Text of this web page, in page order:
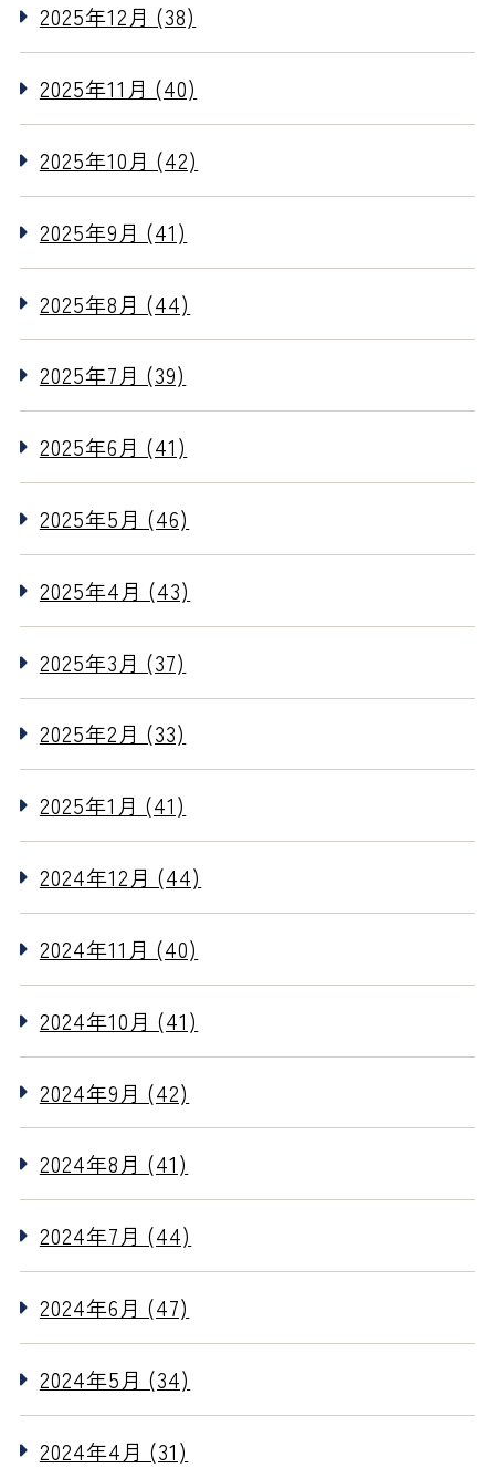
2025年12月 (38)
2025年11月 (40)
2025年10月 (42)
2025年9月 (41)
2025年8月 (44)
2025年7月 (39)
2025年6月 (41)
2025年5月 (46)
2025年4月 (43)
2025年3月 (37)
2025年2月 (33)
2025年1月 (41)
2024年12月 (44)
2024年11月 (40)
2024年10月 (41)
2024年9月 (42)
2024年8月 (41)
2024年7月 (44)
2024年6月 (47)
2024年5月 (34)
2024年4月 (31)